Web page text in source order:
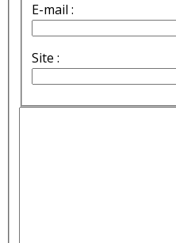
E-mail :
Site :